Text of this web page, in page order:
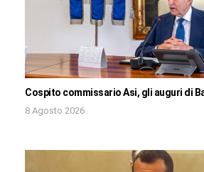
Cospito commissario Asi, gli auguri di
8 Agosto 2026